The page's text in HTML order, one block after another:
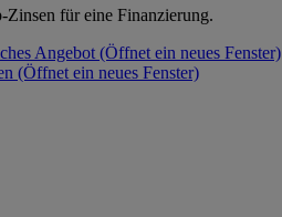
Zinsen für eine Finanzierung.
Angebot (Öffnet ein neues Fenster)
(Öffnet ein neues Fenster)